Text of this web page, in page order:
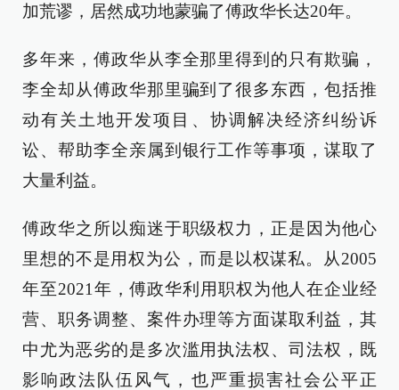
加荒谬，居然成功地蒙骗了傅政华长达20年。
多年来，傅政华从李全那里得到的只有欺骗，
李全却从傅政华那里骗到了很多东西，包括推
动有关土地开发项目、协调解决经济纠纷诉
讼、帮助李全亲属到银行工作等事项，谋取了
大量利益。
傅政华之所以痴迷于职级权力，正是因为他心
里想的不是用权为公，而是以权谋私。从2005
年至2021年，傅政华利用职权为他人在企业经
营、职务调整、案件办理等方面谋取利益，其
中尤为恶劣的是多次滥用执法权、司法权，既
影响政法队伍风气，也严重损害社会公平正